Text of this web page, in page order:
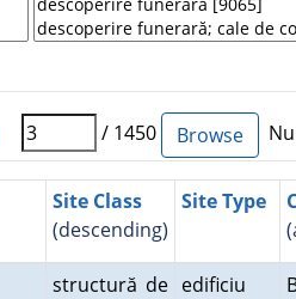
/ 1450
Site Class
(descending)
Site Type
structură de edificiu